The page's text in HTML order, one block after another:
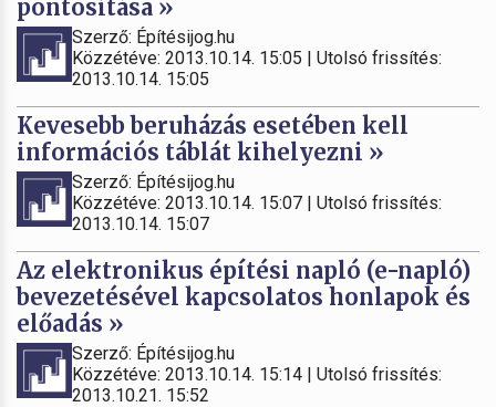
pontosítása »
Szerző: Építésijog.hu
Közzétéve: 2013.10.14. 15:05 | Utolsó frissítés:
2013.10.14. 15:05
Kevesebb beruházás esetében kell
információs táblát kihelyezni »
Szerző: Építésijog.hu
Közzétéve: 2013.10.14. 15:07 | Utolsó frissítés:
2013.10.14. 15:07
Az elektronikus építési napló (e-napló)
bevezetésével kapcsolatos honlapok és
előadás »
Szerző: Építésijog.hu
Közzétéve: 2013.10.14. 15:14 | Utolsó frissítés:
2013.10.21. 15:52